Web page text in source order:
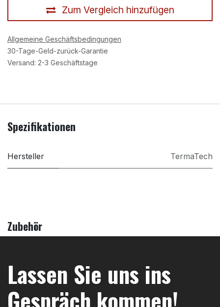
Zum Vergleich hinzufügen
Allgemeine Geschäftsbedingungen
30-Tage-Geld-zurück-Garantie
Versand: 2-3 Geschäftstage
Spezifikationen
Hersteller TermaTech
Zubehör
Lassen Sie uns ins